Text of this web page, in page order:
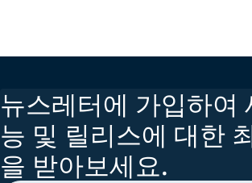
뉴스레터에 가입하여
능 및 릴리스에 대한
을 받아보세요.